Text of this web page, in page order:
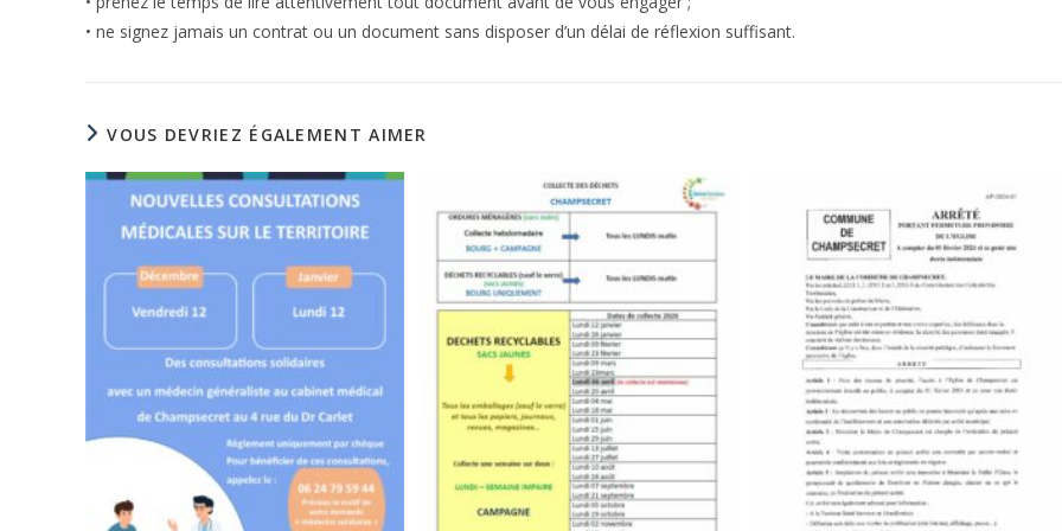
• ne signez jamais un contrat ou un document sans disposer d’un délai de réflexion suffisant.
VOUS DEVRIEZ ÉGALEMENT AIMER